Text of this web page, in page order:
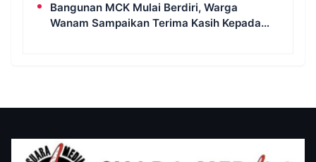
Bangunan MCK Mulai Berdiri, Warga
Wanam Sampaikan Terima Kasih Kepada